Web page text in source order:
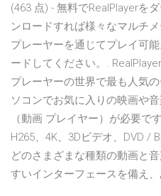
(463 点) - 無料でRealPlayerを
ンロードすれば様々なマルチ
プレーヤーを通じてプレイ可
ードしてください。.
プレーヤーの世界で最も人気
ソコンでお気に入りの映画や
（動画 プレイヤー）が必要で
H265、4K、3Dビデオ、DVD /
どのさまざまな種類の動画と
すいインターフェースを備え